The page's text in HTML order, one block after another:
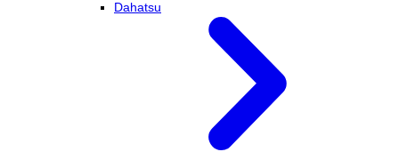
Dahatsu